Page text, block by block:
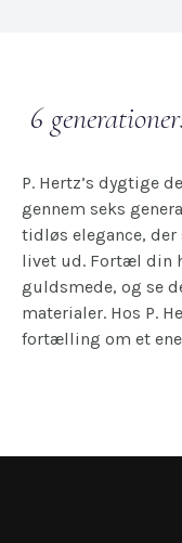
6
P. Hertz’s dygtige
gennem seks
tidløs elegance,
livet ud. Fortæl din
guldsmede, og se
materialer. Hos P.
fortælling om et